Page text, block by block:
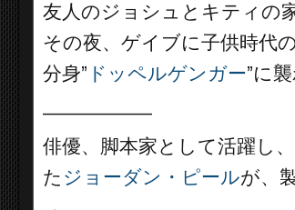
友人のジョシュとキティの
その夜、ゲイブに子供時代
分身” ドッペルゲンガー”に
俳優、脚本家として活躍し
た ジョーダン・ピールが、